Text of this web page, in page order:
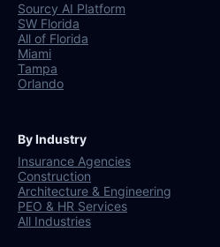
Sourcy AI Platform
SW Florida
All of Florida
Miami
Tampa
Orlando
By Industry
Insurance Agencies
Construction
Architecture & Engineering
PEO & HR Services
All Industries